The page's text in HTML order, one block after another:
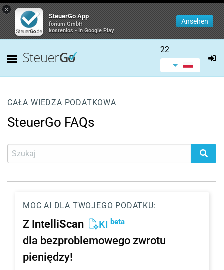
×
SteuerGo App
forium GmbH
kostenlos - In Google Play
Ansehen
22
CAŁA WIEDZA PODATKOWA
SteuerGo FAQs
MOC AI DLA TWOJEGO PODATKU:
Z IntelliScan KI beta
dla bezproblemowego zwrotu
pieniędzy!